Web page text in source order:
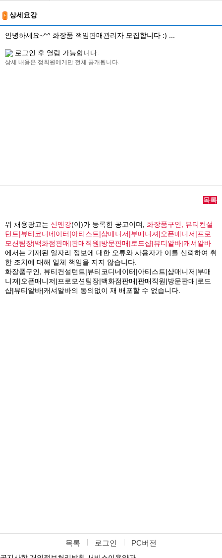
상세요강
안녕하세요~^^ 화장품 책임판매관리자 모집합니다 :) ...
로그인 후 열람 가능합니다.
상세 내용은 정회원에게만 전체 공개됩니다.
목록
위 채용광고는 신앤강(이)가 등록한 공고이며, 화장품구인, 뷰티컨설
턴트|뷰티코디네이터|아티스트|샵매니저|부매니져|오픈매니저|프로
모션팀장|백화점판매|판매직원|방문판매|로드샵|뷰티알바|캐셔알바
에서는 기재된 일자리 정보에 대한 오류와 사용자가 이를 신뢰하여 취
한 조치에 대해 일체 책임을 지지 않습니다.
화장품구인, 뷰티컨설턴트|뷰티코디네이터|아티스트|샵매니저|부매
니져|오픈매니저|프로모션팀장|백화점판매|판매직원|방문판매|로드
샵|뷰티알바|캐셔알바의 동의없이 재 배포할 수 없습니다.
목록 로그인 PC버전